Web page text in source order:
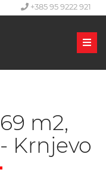
+385 95 9222 921
m2,
Krnjevo